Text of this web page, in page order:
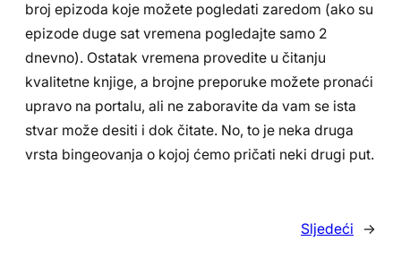
broj epizoda koje možete pogledati zaredom (ako su
epizode duge sat vremena pogledajte samo 2
dnevno). Ostatak vremena provedite u čitanju
kvalitetne knjige, a brojne preporuke možete pronaći
upravo na portalu, ali ne zaboravite da vam se ista
stvar može desiti i dok čitate. No, to je neka druga
vrsta bingeovanja o kojoj ćemo pričati neki drugi put.
Sljedeći →